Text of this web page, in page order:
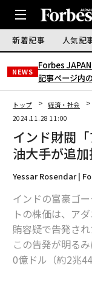
新着記事 人気記
NEWS
Forbes JAPAN
記事ページ内
トップ 経済・社会
2024.11.28 11:00
インド財閥
油大手が追
Yessar Rosendar |
インドの富豪ゴ
トの株価は、ア
賄容疑で告発さ
この告発が明る
0億ドル（約2兆